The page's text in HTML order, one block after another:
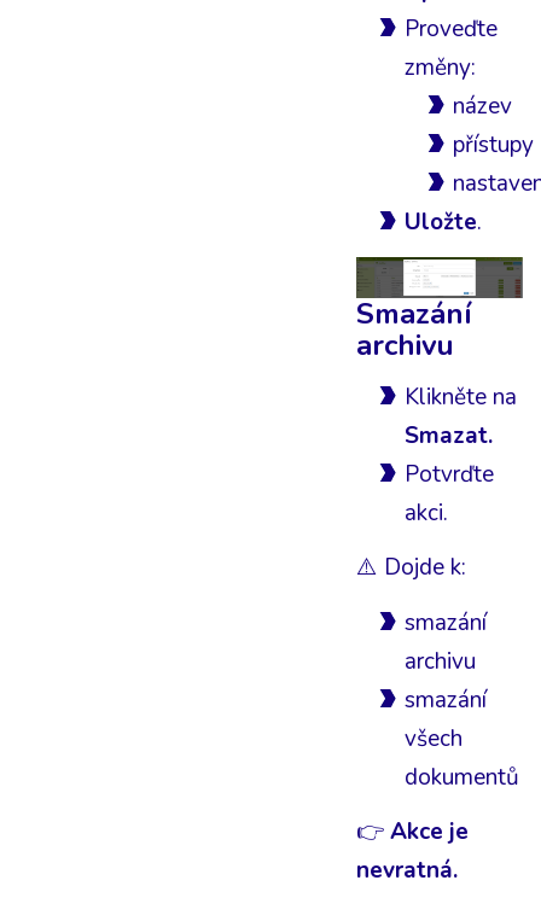
Proveďte
změny:
název
přístupy
Uložte.
Smazání
archivu
Klikněte na
Smazat.
Potvrďte
akci.
⚠️ Dojde k:
smazání
archivu
smazání
všech
dokumentů
👉Akce je
nevratná.